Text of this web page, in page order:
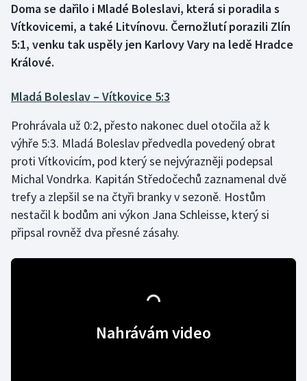
Dostihy
Florbal
Gymnastika
Házená
Jezdectví
Judo
Lyže a snowboard
Doma se dařilo i Mladé Boleslavi, která si poradila s
Vítkovicemi, a také Litvínovu. Černožlutí porazili Zlín
5:1, venku tak uspěly jen Karlovy Vary na ledě Hradce
Králové.
Mladá Boleslav – Vítkovice 5:3
Prohrávala už 0:2, přesto nakonec duel otočila až k
výhře 5:3. Mladá Boleslav předvedla povedený obrat
proti Vítkovicím, pod který se nejvýrazněji podepsal
Michal Vondrka. Kapitán Středočechů zaznamenal dvě
trefy a zlepšil se na čtyři branky v sezoně. Hostům
nestačil k bodům ani výkon Jana Schleisse, který si
připsal rovněž dva přesné zásahy.
Nahrávám video